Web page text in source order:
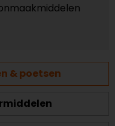
& poetsen